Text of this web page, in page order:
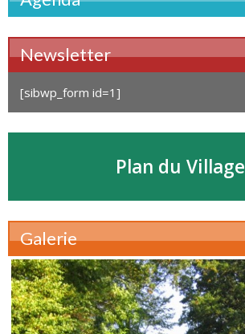
Newsletter
[sibwp_form id=1]
Plan du Village
Galerie